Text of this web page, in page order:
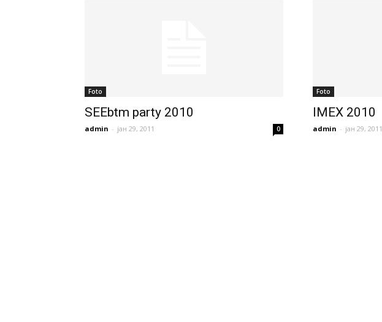
Foto
SEEbtm party 2010
admin - јан 29, 2011 0
Foto
IMEX 2010
admin - јан 29, 2011